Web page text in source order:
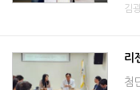
김
리
첨